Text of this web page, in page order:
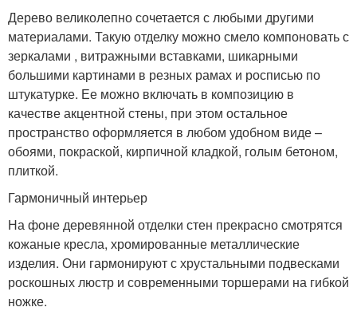
Дерево великолепно сочетается с любыми другими
материалами. Такую отделку можно смело компоновать с
зеркалами , витражными вставками, шикарными
большими картинами в резных рамах и росписью по
штукатурке. Ее можно включать в композицию в
качестве акцентной стены, при этом остальное
пространство оформляется в любом удобном виде –
обоями, покраской, кирпичной кладкой, голым бетоном,
плиткой.
Гармоничный интерьер
На фоне деревянной отделки стен прекрасно смотрятся
кожаные кресла, хромированные металлические
изделия. Они гармонируют с хрустальными подвесками
роскошных люстр и современными торшерами на гибкой
ножке.